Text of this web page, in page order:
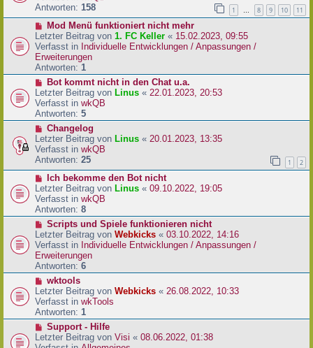
i
t
a
g
e
r
B
e
i
t
r
a
g
Antworten: 158 1 … 8 9 10 11
N
e
u
e
r
B
e
i
t
r
a
g
Mod Menü funktioniert nicht mehr
Letzter Beitrag von 1. FC Keller « 15.02.2023, 09:55
Verfasst in Individuelle Entwicklungen / Anpassungen /
Erweiterungen
Antworten: 1
N
e
u
e
r
B
e
i
t
a
g
Bot kommt nicht in den Chat u.a.
Letzter Beitrag von Linus « 22.01.2023, 20:53
Verfasst in wkQB
Antworten: 5
N
e
u
e
r
B
e
i
t
a
g
Changelog
Letzter Beitrag von Linus « 20.01.2023, 13:35
Verfasst in wkQB
Antworten: 25 1 2
N
e
u
e
r
B
e
i
t
r
a
g
Ich bekomme den Bot nicht
Letzter Beitrag von Linus « 09.10.2022, 19:05
Verfasst in wkQB
Antworten: 8
N
e
u
e
r
B
e
i
t
r
a
g
Scripts und Spiele funktionieren nicht
Letzter Beitrag von Webkicks « 03.10.2022, 14:16
Verfasst in Individuelle Entwicklungen / Anpassungen /
Erweiterungen
Antworten: 6
N
e
u
e
r
B
e
wktools
Letzter Beitrag von Webkicks « 26.08.2022, 10:33
Verfasst in wkTools
Antworten: 1
N
e
Support - Hilfe
Letzter Beitrag von Visi « 08.06.2022, 01:38